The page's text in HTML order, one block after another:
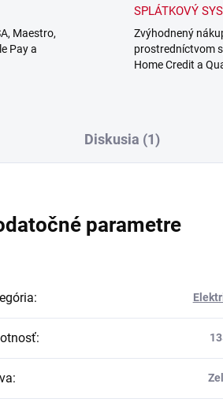
Maestro,
Pay a
SPLÁTKOVÝ
Zvýhodnený
prostredníctvom
Home Credit a
Diskusia (1)
parametre
:
:
: